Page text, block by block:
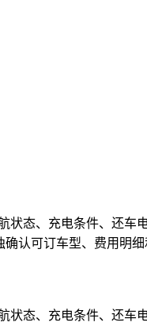
态、充电条件、还车
认可订车型、费用明细
态、充电条件、还车